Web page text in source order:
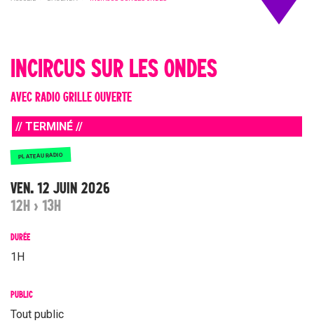
INCIRCUS SUR LES ONDES
AVEC RADIO GRILLE OUVERTE
// TERMINÉ //
PLATEAU RADIO
VEN. 12 JUIN 2026
12H › 13H
DURÉE
1H
PUBLIC
Tout public